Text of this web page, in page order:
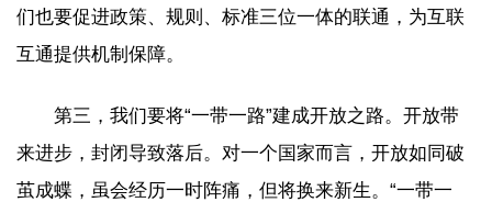
们也要促进政策、规则、标准三位一体的联通，为互联
互通提供机制保障。
第三，我们要将“一带一路”建成开放之路。开放带
来进步，封闭导致落后。对一个国家而言，开放如同破
茧成蝶，虽会经历一时阵痛，但将换来新生。“一带一